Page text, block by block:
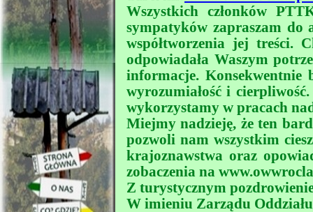
Wszystkich członków
sympatyków zapraszam do
współtworzenia jej treści.
odpowiadała Waszym
informacje. Konsekwentnie
wyrozumiałość i
wykorzystamy w pracach
Miejmy nadzieję, że ten
pozwoli nam wszystkim
krajoznawstwa oraz
zobaczenia na
Z turystycznym
W imieniu Zarządu Oddziału